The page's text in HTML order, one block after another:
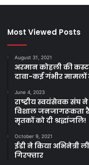
Most Viewed Posts
August 31, 2021
अरमान कोहली की
दावा-कई गंभीर मामलों
June 4, 2023
राष्ट्रीय स्वयंसेवक संघ
विशाल जनजागरूकता
मृतकों को दी श्रद्धांजलि!
October 9, 2021
ईडी ने किया अभिनेत्री
गिरफ्तार